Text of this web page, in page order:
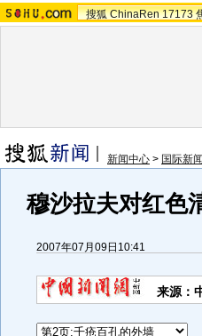
搜狐 ChinaRen 17173
新闻中心 > 国际新闻
穆沙拉夫对红色
2007年07月09日10:41
来源：